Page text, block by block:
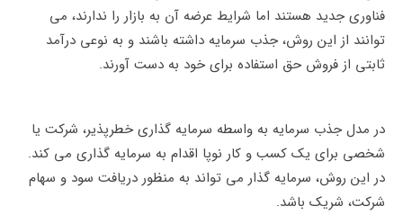
فناوری جدید هستند اما شرایط عرضه آن به بازار را ندارند، می
توانند از این روش، جذب سرمایه داشته باشند و به نوعی درآمد
ثابتی از فروش حق استفاده برای خود به دست آورند.
در مدل جذب سرمایه به واسطه سرمایه گذاری خطرپذیر، شرکت یا
شخصی برای یک کسب و کار نوپا اقدام به سرمایه گذاری می کند.
در این روش، سرمایه گذار می تواند به منظور دریافت سود و سهام
شرکت، شریک باشد.